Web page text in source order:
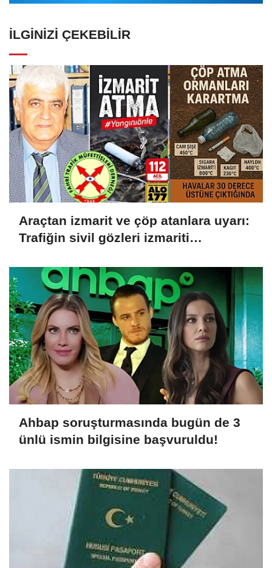
İLGINIZI ÇEKEBILIR
Araçtan izmarit ve çöp atanlara uyarı:
Trafiğin sivil gözleri izmariti
Ahbap soruşturmasında bugün de 3
ünlü ismin bilgisine başvuruldu!